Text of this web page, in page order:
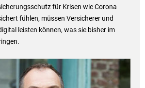
für Krisen wie Corona
fühlen, müssen Versicherer und
leisten können, was sie bisher im